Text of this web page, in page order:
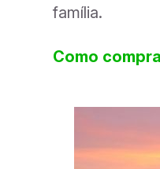
família.
Como